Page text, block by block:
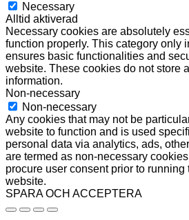
Necessary
Alltid aktiverad
Necessary cookies are absolutely
function properly. This category only
ensures basic functionalities and
website. These cookies do not store
information.
Non-necessary
Non-necessary
Any cookies that may not be
website to function and is used
personal data via analytics, ads,
are termed as non-necessary
procure user consent prior to
website.
SPARA OCH ACCEPTERA